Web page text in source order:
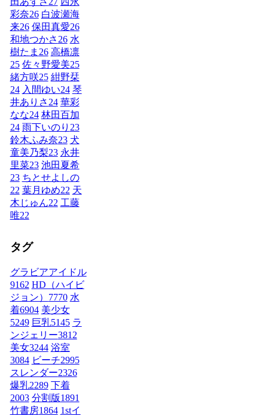
彩奈26 白波瀬海
来26 保田真愛26
和地つかさ 26 水
樹たま 26 高橋凛
25 佐々野愛美25
緒方咲25 紺野栞
24 入間ゆい24 琴
井ありさ 24 華彩
なな24 林田百加
24 雨下いのり 23
鈴木ふみ奈23 犬
童美乃梨23 永井
里菜23 池田夏希
23 ちとせよしの
22 葉月ゆめ22 天
木じゅん22 工藤
唯22
タグ
グラビアアイドル
9162 HD（ハイビ
ジョン） 7770 水
着6904 美少女
5249 巨乳5145 ラ
ンジェリー3812
美女3244 浴室
3084 ビーチ2995
スレンダー2326
爆乳2289 下着
2003 分割版1891
竹書房1864 1stイ